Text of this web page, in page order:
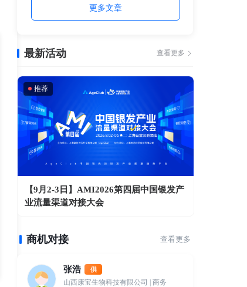
更多文章
最新活动 查看更多
推荐
【9月2-3日】AMI2026第四届中国银发产
业流量渠道对接大会
商机对接 查看更多
张浩 供
山西康宝生物科技有限公司 | 商务